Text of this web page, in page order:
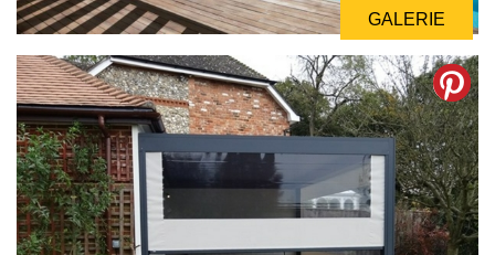
GALERIE